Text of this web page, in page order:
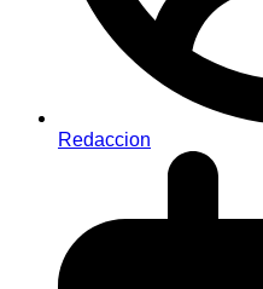
Redaccion